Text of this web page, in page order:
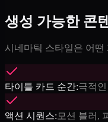
생성 가능한 콘
시네마틱 스타일은 어
타이틀 카드 순간:극적
액션 시퀀스:모션 블러,